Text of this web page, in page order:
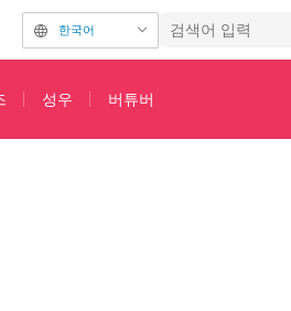
한국어
성우 버튜버
에는 애니메이션 신정보 해금 생방송도 진행